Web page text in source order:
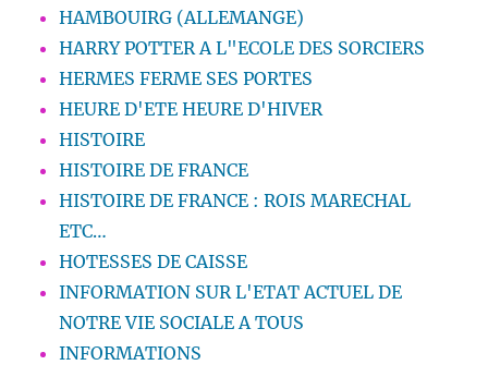
HAMBOUIRG (ALLEMANGE)
HARRY POTTER A L"ECOLE DES SORCIERS
HERMES FERME SES PORTES
HEURE D'ETE HEURE D'HIVER
HISTOIRE
HISTOIRE DE FRANCE
HISTOIRE DE FRANCE : ROIS MARECHAL
ETC…
HOTESSES DE CAISSE
INFORMATION SUR L'ETAT ACTUEL DE
NOTRE VIE SOCIALE A TOUS
INFORMATIONS